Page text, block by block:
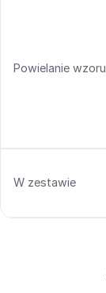
Powielanie wzoru
W zestawie